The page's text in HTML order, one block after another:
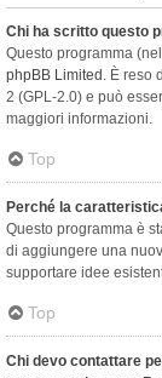
Chi ha scritto questo
Questo programma
phpBB Limited . È reso
2 (GPL-2.0) e può
maggiori informazioni.
Top
Perché la
Questo programma è
di aggiungere una
supportare idee
Top
Chi devo contattare